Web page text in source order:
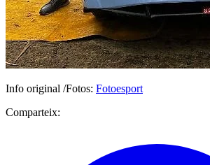
Info original /Fotos: Fotoesport
Comparteix: